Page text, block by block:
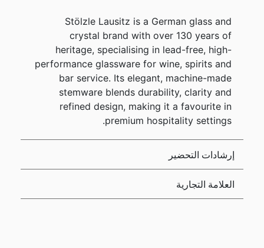
Stölzle Lausitz is a German glass and
crystal brand with over 130 years of
heritage, specialising in lead-free, high-
performance glassware for wine, spirits and
bar service. Its elegant, machine-made
stemware blends durability, clarity and
refined design, making it a favourite in
premium hospitality settings.
إرشادات التحضير
العلامة التجارية